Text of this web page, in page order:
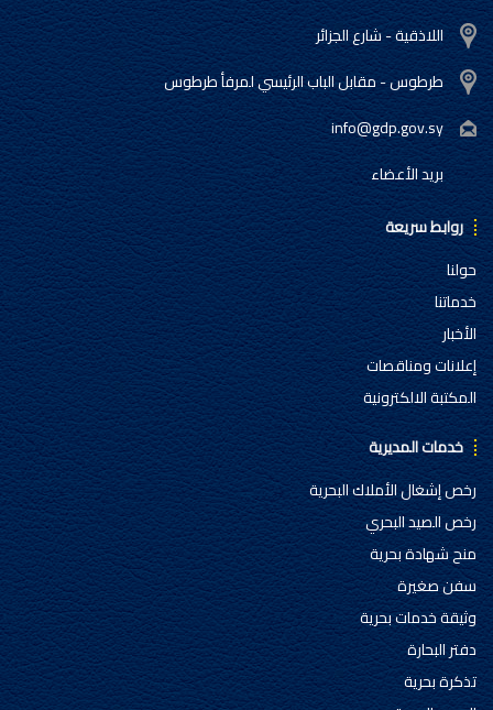
اللاذقية - شارع الجزائر
طرطوس - مقابل الباب الرئيسي لمرفأ طرطوس
info@gdp.gov.sy
بريد الأعضاء
روابط سريعة
حولنا
خدماتنا
الأخبار
إعلانات ومناقصات
المكتبة الالكترونية
خدمات المديرية
رخص إشغال الأملاك البحرية
رخص الصيد البحري
منح شهادة بحرية
سفن صغيرة
وثيقة خدمات بحرية
دفتر البحارة
تذكرة بحرية